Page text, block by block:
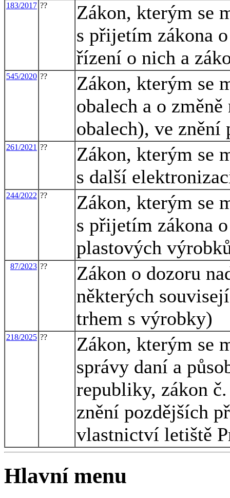
183/2017 ??
Zákon, kterým se
s přijetím zákona
řízení o nich a
545/2020 ??
Zákon, kterým se
obalech a o
obalech), ve znění
261/2021 ??
Zákon, kterým se
s další
244/2022 ??
Zákon, kterým se
s přijetím zákona
plastových
87/2023 ??
Zákon o dozoru
některých
trhem s výrobky)
218/2025 ??
Zákon, kterým se
správy daní a
republiky, zákon
znění pozdějších
vlastnictví letiště
Hlavní menu